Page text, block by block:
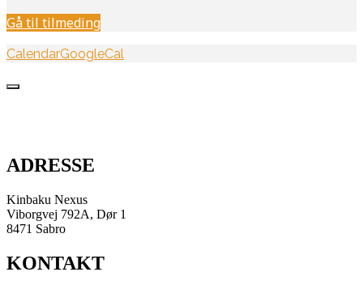
Gå til tilmeding
CalendarGoogleCal
ADRESSE
Kinbaku Nexus
Viborgvej 792A, Dør 1
8471 Sabro
KONTAKT